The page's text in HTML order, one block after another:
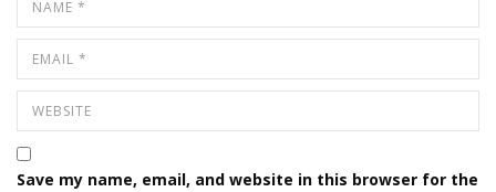
Save my name, email, and website in this browser for the